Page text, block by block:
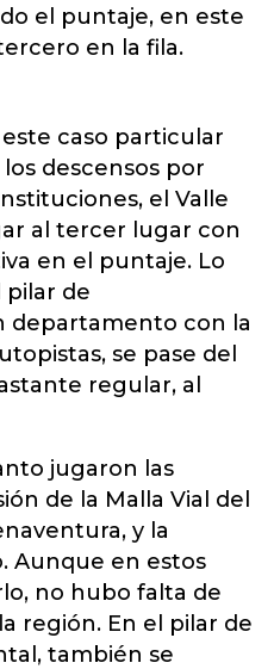
el puntaje, en este
en la fila.
caso particular
descensos por
el Valle
al tercer lugar con
en el puntaje. Lo
pilar de
departamento con la
se pase del
regular, al
jugaron las
de la Malla Vial del
y la
Aunque en estos
no hubo falta de
región. En el pilar de
también se